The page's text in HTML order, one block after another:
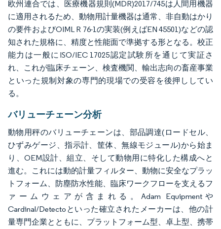
欧州連合では、医療機器規則(MDR)2017/745は人間用機器
に適用されるため、動物用計量機器は通常、非自動はかり
の要件およびOIML R 76-1の実装(例えばEN 45501)などの認
知された規格に、精度と性能面で準拠する形となる。校正
能力は一般にISO/IEC 17025認定試験所を通じて実証さ
れ、これが臨床チェーン、検査機関、輸出志向の畜産事業
といった規制対象の専門的現場での受容を後押ししてい
る。
バリューチェーン分析
動物用秤のバリューチェーンは、部品調達(ロードセル、
ひずみゲージ、指示計、筐体、無線モジュール)から始ま
り、OEM設計、組立、そして動物用に特化した構成へと
進む。これには動的計量フィルター、動物に安全なプラッ
トフォーム、防塵防水性能、臨床ワークフローを支えるフ
ァームウェアが含まれる。Adam Equipmentや
Cardinal/Detectoといった確立されたメーカーは、他の計
量専門企業とともに、プラットフォーム型、卓上型、携帯